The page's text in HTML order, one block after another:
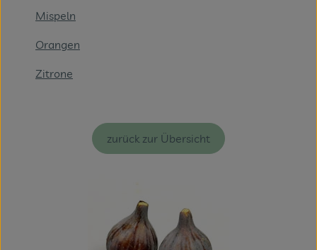
Mispeln
Orangen
Zitrone
zurück zur Übersicht